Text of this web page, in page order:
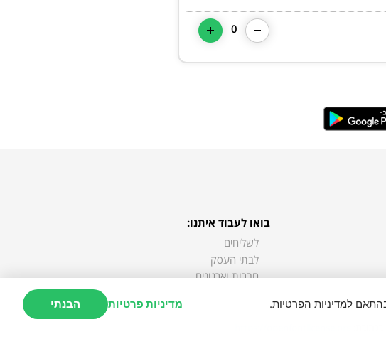
0
בואו לעבוד איתנו:
לשליחים
לבתי העסק
חברות וארגונים
למדיניות הפרטיות. מדיניות פרטיות הבנתי